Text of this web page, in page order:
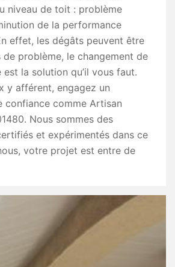
niveau de toit : problème
de la performance
effet, les dégâts peuvent être
de problème, le changement de
est la solution qu’il vous faut.
y afférent, engagez un
confiance comme Artisan
Nous sommes des
et expérimentés dans ce
votre projet est entre de